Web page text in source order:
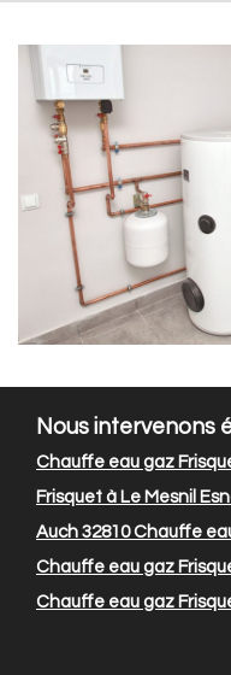
Nous intervenons
Chauffe eau gaz
Frisquet à Le Mesnil
Auch 32810Chauffe
Chauffe eau gaz
Chauffe eau gaz